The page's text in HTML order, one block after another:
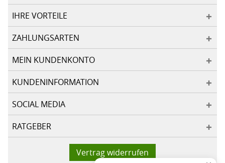
IHRE VORTEILE
ZAHLUNGSARTEN
MEIN KUNDENKONTO
KUNDENINFORMATION
SOCIAL MEDIA
RATGEBER
Vertrag widerrufen